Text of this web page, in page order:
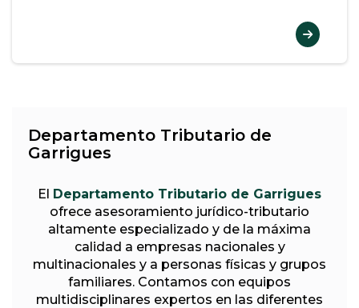
Departamento Tributario de
Garrigues
El Departamento Tributario de Garrigues
ofrece asesoramiento jurídico-tributario
altamente especializado y de la máxima
calidad a empresas nacionales y
multinacionales y a personas físicas y grupos
familiares. Contamos con equipos
multidisciplinares expertos en las diferentes